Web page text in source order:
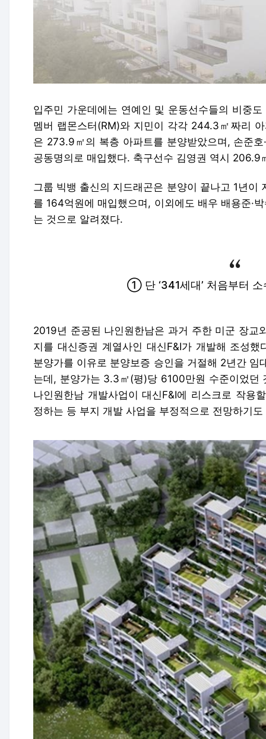
입주민 가운데에는 연예인 및 운동선수들의 비중
멤버 랩몬스터(RM)와 지민이 각각 244.3㎡짜리
은 273.9㎡의 복층 아파트를 분양받았으며, 손준호
공동명의로 매입했다. 축구선수 김영권 역시 206.9
그룹 빅뱅 출신의 지드래곤은 분양이 끝나고 1년이
를 164억원에 매입했으며, 이외에도 배우 배용준·
는 것으로 알려졌다.
① 단 ‘341세대’ 처음부터 소
2019년 준공된 나인원한남은 과거 주한 미군 장교
지를 대신증권 계열사인 대신F&I가 개발해 조성
분양가를 이유로 분양보증 승인을 거절해 2년간 임
는데, 분양가는 3.3㎡(평)당 6100만원 수준이었던
나인원한남 개발사업이 대신F&I에 리스크로 작용
정하는 등 부지 개발 사업을 부정적으로 전망하기도